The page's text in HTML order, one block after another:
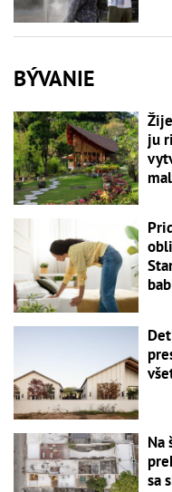
BÝVANIE
ju
Na
sa